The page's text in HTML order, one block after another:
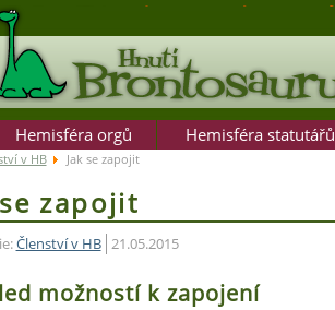
Hemisféra orgů Hemisféra statutářů
v HB Jak se zapojit
zapojit
Členství v HB 21.05.2015
možností k zapojení